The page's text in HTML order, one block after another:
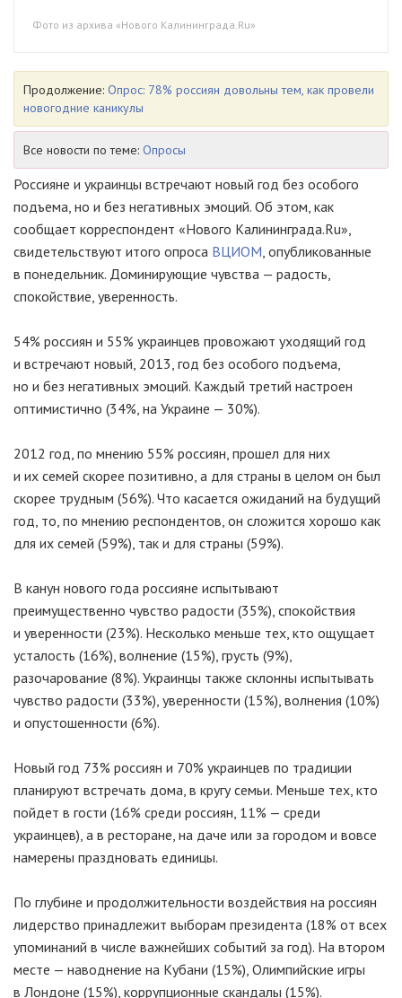
Фото из архива «Нового Калининграда.Ru»
Продолжение: Опрос: 78% россиян довольны тем, как провели
новогодние каникулы
Все новости по теме: Опросы
Россияне и украинцы встречают новый год без особого
подъема, но и без негативных эмоций. Об этом, как
сообщает корреспондент «Нового Калининграда.Ru»,
свидетельствуют итого опроса ВЦИОМ, опубликованные
в понедельник. Доминирующие чувства — радость,
спокойствие, уверенность.
54% россиян и 55% украинцев провожают уходящий год
и встречают новый, 2013, год без особого подъема,
но и без негативных эмоций. Каждый третий настроен
оптимистично (34%, на Украине — 30%).
2012 год, по мнению 55% россиян, прошел для них
и их семей скорее позитивно, а для страны в целом он был
скорее трудным (56%). Что касается ожиданий на будущий
год, то, по мнению респондентов, он сложится хорошо как
для их семей (59%), так и для страны (59%).
В канун нового года россияне испытывают
преимущественно чувство радости (35%), спокойствия
и уверенности (23%). Несколько меньше тех, кто ощущает
усталость (16%), волнение (15%), грусть (9%),
разочарование (8%). Украинцы также склонны испытывать
чувство радости (33%), уверенности (15%), волнения (10%)
и опустошенности (6%).
Новый год 73% россиян и 70% украинцев по традиции
планируют встречать дома, в кругу семьи. Меньше тех, кто
пойдет в гости (16% среди россиян, 11% — среди
украинцев), а в ресторане, на даче или за городом и вовсе
намерены праздновать единицы.
По глубине и продолжительности воздействия на россиян
лидерство принадлежит выборам президента (18% от всех
упоминаний в числе важнейших событий за год). На втором
месте — наводнение на Кубани (15%), Олимпийские игры
в Лондоне (15%), коррупционные скандалы (15%).